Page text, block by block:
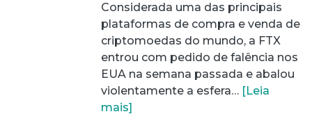
Considerada uma das principais
plataformas de compra e venda de
criptomoedas do mundo, a FTX
entrou com pedido de falência nos
EUA na semana passada e abalou
violentamente a esfera… [Leia
mais]